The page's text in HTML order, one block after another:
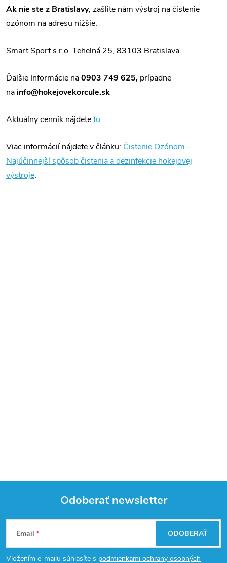
Ak nie ste z Bratislavy, zašlite nám výstroj na čistenie
ozónom na adresu nižšie:
Smart Sport s.r.o. Tehelná 25, 83103 Bratislava.
Ďalšie Informácie na0903 749 625, prípadne
na info@hokejovekorcule.sk
Aktuálny cenník nájdetetu.
Viac informácií nájdete v článku: Čistenie Ozónom -
Najúčinnejší spôsob čistenia a dezinfekcie hokejovej
výstroje.
Z
á
Odoberať newsletter
Email
Vložením e-mailu súhlasíte s podmienkami ochrany osobných
ODOBERAŤ